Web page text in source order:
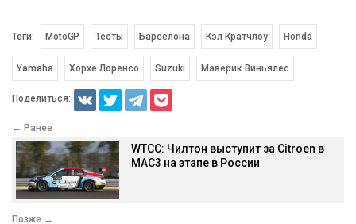
Теги: MotoGP Тесты Барселона Кэл Кратчлоу Honda
Yamaha Хорхе Лоренсо Suzuki Маверик Виньялес
Поделиться:
← Ранее
WTCC: Чилтон выступит за Citroen в
MAC3 на этапе в России
Позже →